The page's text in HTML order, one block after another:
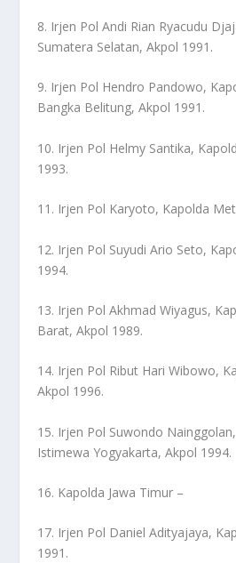
8. Irjen Pol Andi Rian Ryacudu
Sumatera Selatan, Akpol 1991.
9. Irjen Pol Hendro Pandowo,
Bangka Belitung, Akpol 1991.
10. Irjen Pol Helmy Santika,
1993.
11. Irjen Pol Karyoto, Kapolda
12. Irjen Pol Suyudi Ario Seto,
1994.
13. Irjen Pol Akhmad Wiyagus,
Barat, Akpol 1989.
14. Irjen Pol Ribut Hari Wibowo,
Akpol 1996.
15. Irjen Pol Suwondo
Istimewa Yogyakarta, Akpol 1994.
16. Kapolda Jawa Timur –
17. Irjen Pol Daniel Adityajaya,
1991.